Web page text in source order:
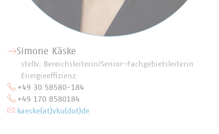
Simone Käske
stellv. Bereichsleiterin/Senior-Fachgebietsleiterin
Energieeffizienz
+49 30 58580-184
+49 170 8580184
kaeske(at)vku(dot)de